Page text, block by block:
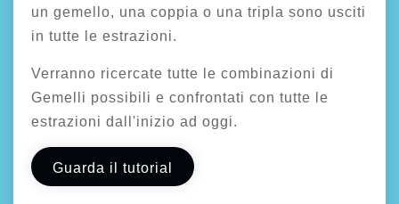
un gemello, una coppia o una tripla sono usciti
in tutte le estrazioni.
Verranno ricercate tutte le combinazioni di
Gemelli possibili e confrontati con tutte le
estrazioni dall'inizio ad oggi.